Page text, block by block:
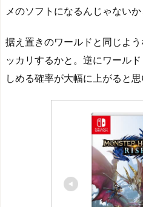
メのソフトになるんじゃないか
据え置きのワールドと同じよ
ッカリするかと。逆にワール
しめる確率が大幅に上がると思